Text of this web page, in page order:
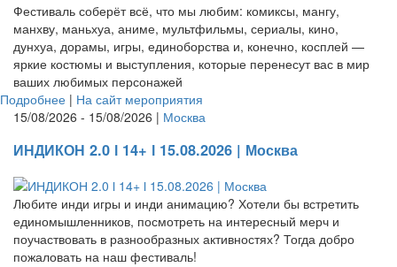
Фестиваль соберёт всё, что мы любим: комиксы, мангу,
манхву, маньхуа, аниме, мультфильмы, сериалы, кино,
дунхуа, дорамы, игры, единоборства и, конечно, косплей —
яркие костюмы и выступления, которые перенесут вас в мир
ваших любимых персонажей
Подробнее | На сайт мероприятия
15/08/2026 - 15/08/2026 | Москва
ИНДИКОН 2.0 ӏ 14+ ӏ 15.08.2026 | Москва
Любите инди игры и инди анимацию? Хотели бы встретить
единомышленников, посмотреть на интересный мерч и
поучаствовать в разнообразных активностях? Тогда добро
пожаловать на наш фестиваль!